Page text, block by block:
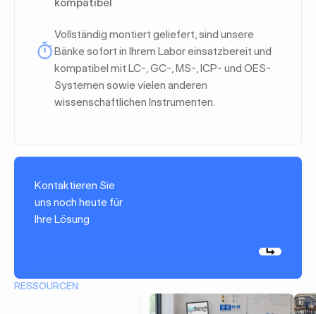
Vollständig montiert geliefert, sind unsere
Bänke sofort in Ihrem Labor einsatzbereit und
kompatibel mit LC-, GC-, MS-, ICP- und OES-
Systemen sowie vielen anderen
wissenschaftlichen Instrumenten.
Kontaktieren Sie
uns noch heute für
Ihre Lösung
Weiter
RESSOURCEN